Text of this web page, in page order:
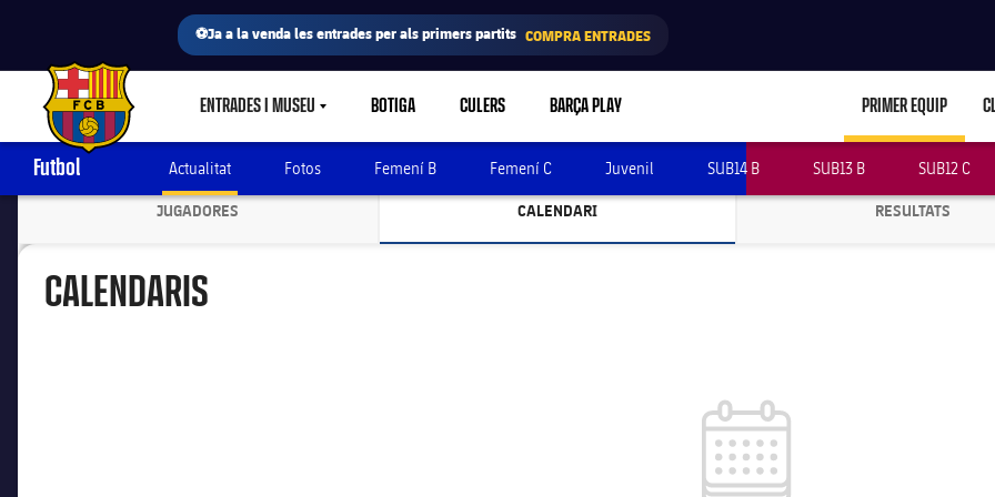
⚽Ja a la venda les entrades per als primers partits COMPRA ENTRADES
FC Barcelona club badge ENTRADES I MUSEULABEL.SHARE.CARETDOWN
BOTIGA CULERS BARÇA PLAY PRIMER EQUIP
Futbol Actualitat Fotos Femení B Femení C Juvenil SUB14 B SUB13 B SUB12 C
JUGADORES
LABEL.ARIA.CHEVRONRIGHT
CALENDARI
LABEL.ARIA.CHEVRONRIGHT
RESULTATS
CALENDARIS